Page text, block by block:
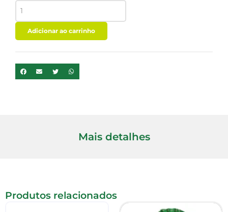
ISTAMBUL
500GR
quantidade
Adicionar ao carrinho
Mais detalhes
Produtos relacionados